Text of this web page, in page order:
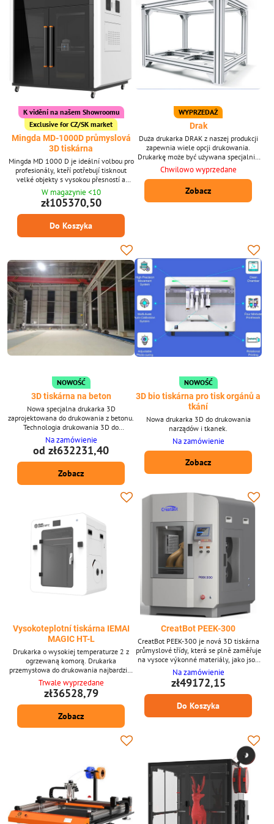
K vidění na našem Showroomu
Exclusive for CZ/SK market
Mingda MD-1000D průmyslová
3D tiskárna
Mingda MD 1000 D je ideální volbou pro
profesionály, kteří potřebují tisknout
velké objekty s vysokou přesností a
kvalitou. Díky svému velkému tiskovému
objemu a robustní konstrukci je vhodná
pro široké spektrum využití v průmyslu a
dalších odvětvích.
W magazynie <10
zł105370,50
Do Koszyka
WYPRZEDAŻ
Drak
Duża drukarka DRAK z naszej produkcji
zapewnia wiele opcji drukowania.
Drukarkę może być używana specjalnie
do drukowania dużych prototypów,
modeli architektonicznych, produktów
itp. Koperta drukowania: 615 × 463 ×
616 mm jest wystarczająca do
drukowania większości modeli 3D.
Chwilowo wyprzedane
Zobacz
NOWOŚĆ
3D tiskárna na beton
Nowa specjalna drukarka 3D
zaprojektowana do drukowania z betonu.
Technologia drukowania 3D do
budowania budynków w dowolnym
miejscu i czasie.
Na zamówienie
od zł632231,40
Zobacz
NOWOŚĆ
3D bio tiskárna pro tisk orgánů a
tkání
Nowa drukarka 3D do drukowania
narządów i tkanek.
Na zamówienie
Zobacz
Vysokoteplotní tiskárna IEMAI
MAGIC HT-L
Drukarka o wysokiej temperaturze 2 z
ogrzewaną komorą. Drukarka
przemysłowa do drukowania najbardziej
wymagających materiałów Peek, PEI,
PPS i wielu innych.
Trwale wyprzedane
zł36528,79
Zobacz
CreatBot PEEK-300
CreatBot PEEK-300 je nová 3D tiskárna
průmyslové třídy, která se plně zaměřuje
na vysoce výkonné materiály, jako jsou
PEEK a PEI. Tiskárna je navržena pro
vysokou spolehlivost a ekonomický 3D
tisk vysoce výkonných funkčních
materiálů. Vlastnosti: * Velký objem tisku
300x300x400 mm * Duální extrudér *
Pokračování v tisku po výpadku napájení
Na zamówienie
zł49172,15
Do Koszyka